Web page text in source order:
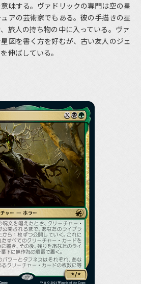
味する。ヴァドリックの専門は空の星
アの芸術家でもある。彼の手描きの星
旅人の持ち物の中に入っている。ヴァ
図を書く方を好むが、古い友人のジェ
伸ばしている。